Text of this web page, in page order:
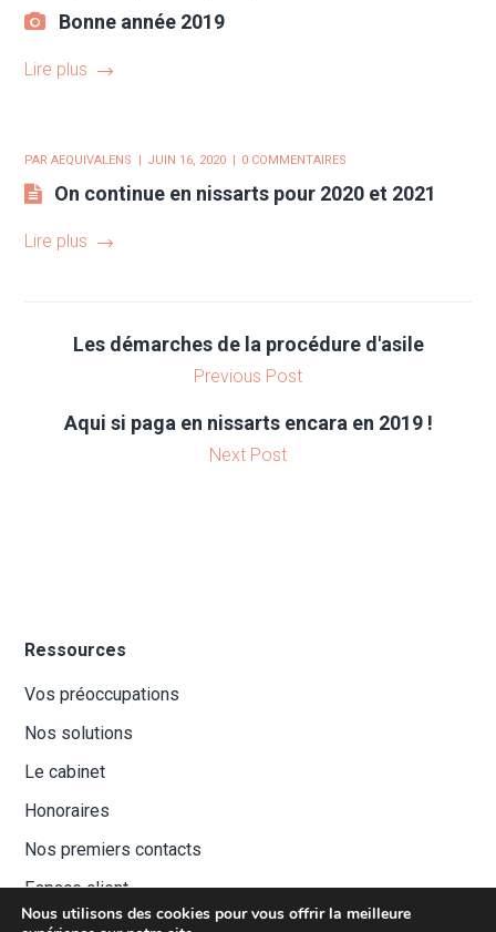
Bonne année 2019
Lire plus
PARAEQUIVALENS JUIN 16, 2020 0 COMMENTAIRES
On continue en nissarts pour 2020 et 2021
Lire plus
Les démarches de la procédure d'asile
Previous Post
Aqui si paga en nissarts encara en 2019 !
Next Post
Ressources
Vos préoccupations
Nos solutions
Le cabinet
Honoraires
Nos premiers contacts
Espace client
Nous utilisons des cookies pour vous offrir la meilleure